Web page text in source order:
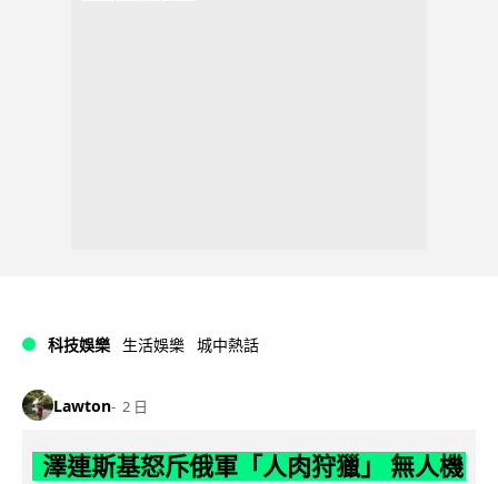
科技娛樂 生活娛樂 城中熱話
Lawton 2 日
澤連斯基怒斥俄軍「人肉狩獵」 無人機